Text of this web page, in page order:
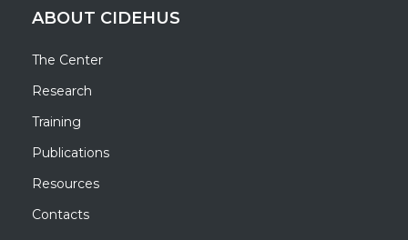
ABOUT CIDEHUS
The Center
Research
Training
Publications
Resources
Contacts